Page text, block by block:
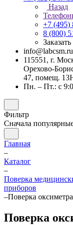
Назад
+7 (495)
8 (800)
info@labcsm.ru
115551, г.
Орехово-
47, помещ.
Пн. – Пт.: с
Фильтр
Сначала
Главная
–
Каталог
–
Поверка
приборов
–Поверка оксиметра
Поверка